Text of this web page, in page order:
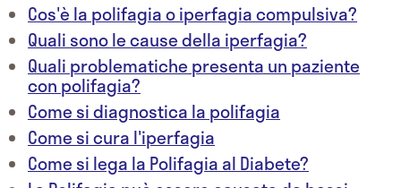
Cos'è la polifagia o iperfagia compulsiva?
Quali sono le cause della iperfagia?
Quali problematiche presenta un paziente
con polifagia?
Come si diagnostica la polifagia
Come si cura l'iperfagia
Come si lega la Polifagia al Diabete?